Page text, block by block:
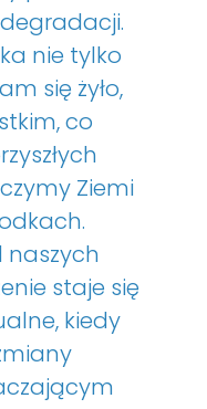
nie tylko
się żyło,
co
Ziemi
naszych
staje się
kiedy